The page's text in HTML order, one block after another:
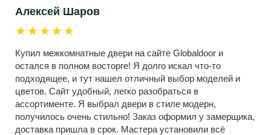
Алексей Шаров
★★★★★
Купил межкомнатные двери на сайте Globaldoor и
остался в полном восторге! Я долго искал что-то
подходящее, и тут нашел отличный выбор моделей и
цветов. Сайт удобный, легко разобраться в
ассортименте. Я выбрал двери в стиле модерн,
получилось очень стильно! Заказ оформил у замерщика,
доставка пришла в срок. Мастера установили всё